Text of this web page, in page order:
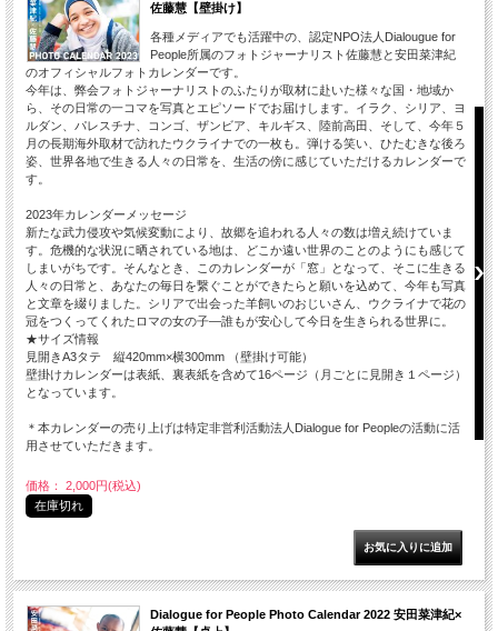
佐藤慧【壁掛け】
各種メディアでも活躍中の、認定NPO法人Dialougue for
People所属のフォトジャーナリスト佐藤慧と安田菜津紀
のオフィシャルフォトカレンダーです。
今年は、弊会フォトジャーナリストのふたりが取材に赴いた様々な国・地域か
ら、その日常の一コマを写真とエピソードでお届けします。イラク、シリア、ヨ
ルダン、パレスチナ、コンゴ、ザンビア、キルギス、陸前高田、そして、今年５
月の長期海外取材で訪れたウクライナでの一枚も。弾ける笑い、ひたむきな後ろ
姿、世界各地で生きる人々の日常を、生活の傍に感じていただけるカレンダーで
す。
2023年カレンダーメッセージ
新たな武力侵攻や気候変動により、故郷を追われる人々の数は増え続けていま
す。危機的な状況に晒されている地は、どこか遠い世界のことのようにも感じて
しまいがちです。そんなとき、このカレンダーが「窓」となって、そこに生きる
人々の日常と、あなたの毎日を繋ぐことができたらと願いを込めて、今年も写真
と文章を綴りました。シリアで出会った羊飼いのおじいさん、ウクライナで花の
冠をつくってくれたロマの女の子―誰もが安心して今日を生きられる世界に。
★サイズ情報
見開きA3タテ 縦420mm×横300mm （壁掛け可能）
壁掛けカレンダーは表紙、裏表紙を含めて16ページ（月ごとに見開き１ページ）
となっています。
＊本カレンダーの売り上げは特定非営利活動法人Dialogue for Peopleの活動に活
用させていただきます。
価格： 2,000円(税込)
在庫切れ
Dialogue for People Photo Calendar 2022 安田菜津紀×